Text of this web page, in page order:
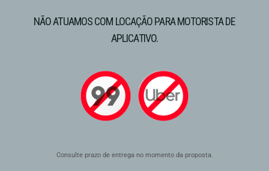
NÃO ATUAMOS COM LOCAÇÃO PARA MOTORISTA DE
APLICATIVO.
Consulte prazo de entrega no momento da proposta.